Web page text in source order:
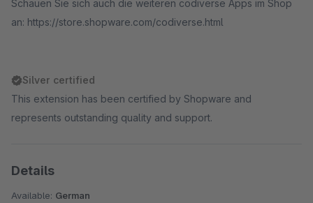
Schauen Sie sich auch die weiteren codiverse Apps im Shop
an: https://store.shopware.com/codiverse.html
Silver certified
This extension has been certified by Shopware and
represents outstanding quality and support.
Details
Available: German